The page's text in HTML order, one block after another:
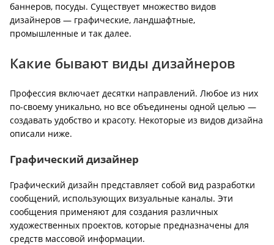
баннеров, посуды. Существует множество видов
дизайнеров — графические, ландшафтные,
промышленные и так далее.
Какие бывают виды дизайнеров
Профессия включает десятки направлений. Любое из них
по-своему уникально, но все объединены одной целью —
создавать удобство и красоту. Некоторые из видов дизайна
описали ниже.
Графический дизайнер
Графический дизайн представляет собой вид разработки
сообщений, использующих визуальные каналы. Эти
сообщения применяют для создания различных
художественных проектов, которые предназначены для
средств массовой информации.